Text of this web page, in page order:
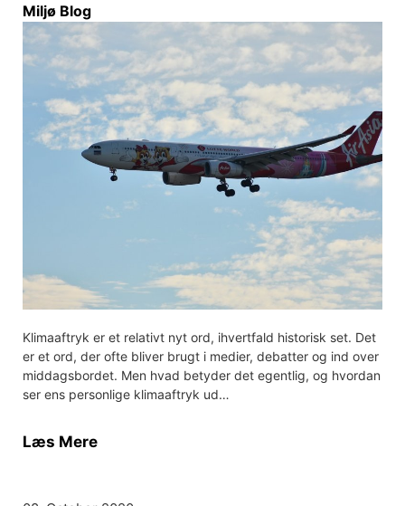
Miljø Blog
Klimaaftryk er et relativt nyt ord, ihvertfald historisk set. Det
er et ord, der ofte bliver brugt i medier, debatter og ind over
middagsbordet. Men hvad betyder det egentlig, og hvordan
ser ens personlige klimaaftryk ud…
Læs Mere